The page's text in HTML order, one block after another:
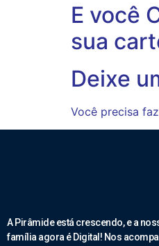
E você
sua
Deixe
Você precisa
A Pirâmide está crescendo, e a
família agora é Digital! Nos